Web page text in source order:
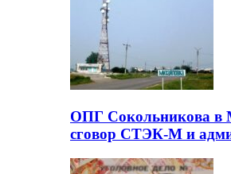
ОПГ Сокольникова в
сговор СТЭК-М и